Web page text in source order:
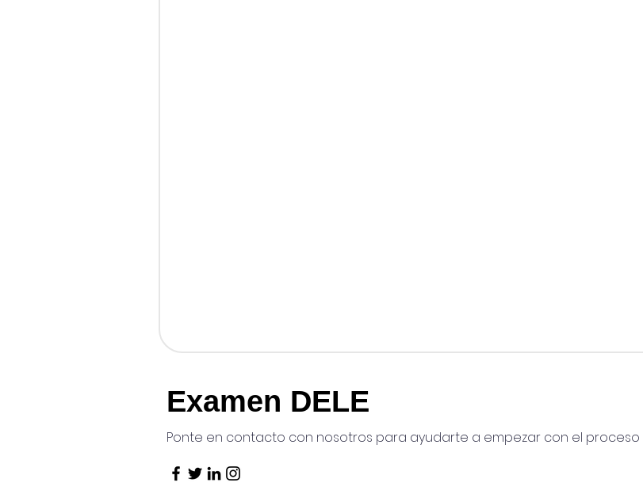
Examen DELE
Ponte en contacto con nosotros para ayudarte a empezar con el proceso